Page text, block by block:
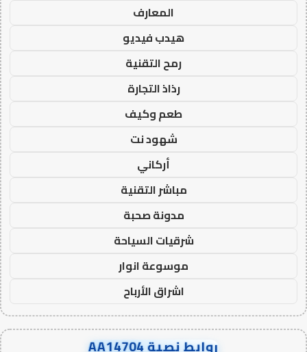
المعارف
هيدب فيديو
رمح التقنية
رذاذ التجارة
طعم وكيف
شهود نت
أركاني
مباشر التقنية
مدونة صحبة
شرقيات السياحة
موسوعة انوار
اشراق الأرباح
روابط نصية AA14704